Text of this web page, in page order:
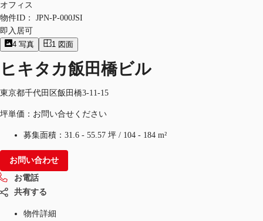
オフィス
物件ID：
JPN-P-000JSI
即入居可
4 写真 1 図面
ヒキタカ飯田橋ビル
東京都千代田区飯田橋3-11-15
坪単価：お問い合せください
募集面積： 31.6 - 55.57 坪 / 104 - 184 m²
お問い合わせ
お電話
共有する
物件詳細